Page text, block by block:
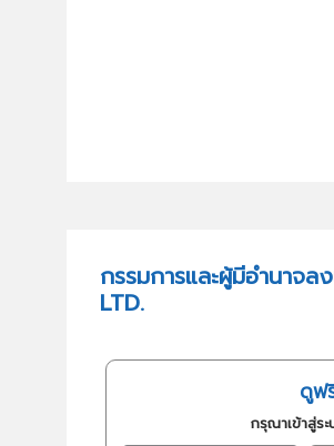
กรรมการและผู้มีอำนาจล
LTD.
ดูฟ
กรุณาเข้าสู่ร